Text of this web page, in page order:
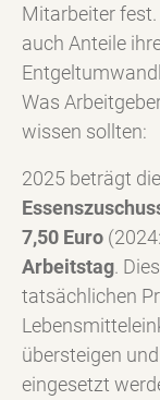
Mitarbeiter
auch Anteile
Was
wissen sollten:
2025 beträgt
7,50 Euro
Arbeitstag.
tatsächlichen
übersteigen
eingesetzt